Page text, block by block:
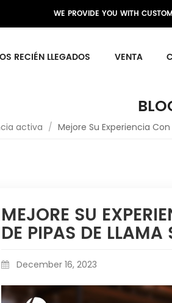
WE PROVIDE YOU WITH
RECIÉN LLEGADOS VENTA
activa / Mejore Su Experiencia Con
MEJORE SU
DE PIPAS DE LLAMA
December 16, 2023